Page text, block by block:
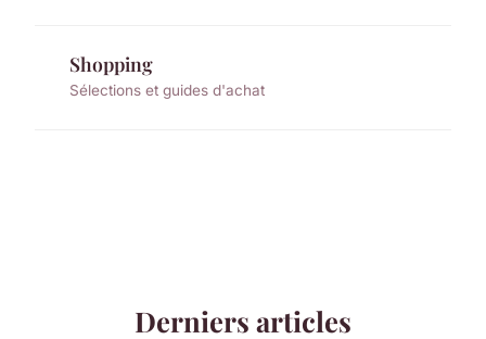
Shopping
Sélections et guides d'achat
Derniers articles